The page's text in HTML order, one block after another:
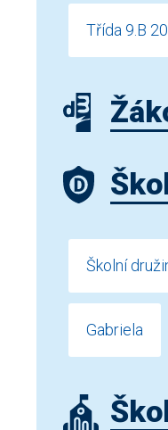
Třída 9.B
Školní
Gabriela